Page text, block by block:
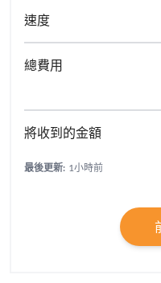
最後更新: 1小時前